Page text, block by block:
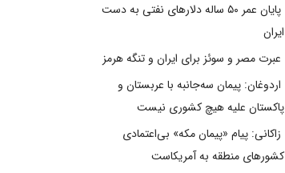
پایان عمر ۵۰ ساله دلارهای نفتی به دست
ایران
عبرت مصر و سوئز برای ایران و تنگه هرمز
اردوغان: پیمان سه‌جانبه با عربستان و
پاکستان علیه هیچ کشوری نیست
زاکانی: پیام «پیمان مکه» بی‌اعتمادی
کشورهای منطقه به آمریکاست